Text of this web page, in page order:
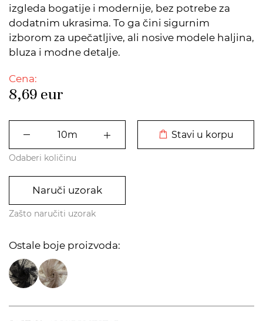
izgleda bogatije i modernije, bez potrebe za
dodatnim ukrasima. To ga čini sigurnim
izborom za upečatljive, ali nosive modele haljina,
bluza i modne detalje.
Cena:
8,69 eur
Stavi u korpu
Odaberi količinu
Naruči uzorak
Zašto naručiti uzorak
Ostale boje proizvoda: